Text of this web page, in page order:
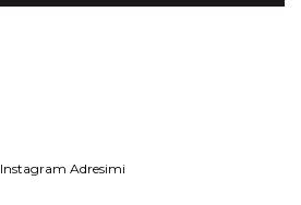
Instagram Adresimi